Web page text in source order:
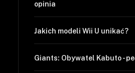
opinia
Jakich modeli Wii U unikać?
Giants: Obywatel Kabuto -